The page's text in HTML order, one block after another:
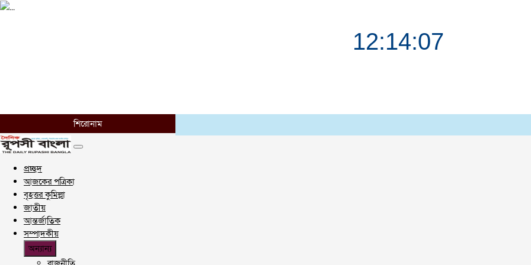
শিরোনাম
প্রচ্ছদ
আজকের পত্রিকা
বৃহত্তর কুমিল্লা
জাতীয়
আন্তর্জাতিক
সম্পাদকীয়
অন্যান্য